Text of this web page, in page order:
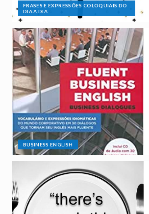
FRASES E EXPRESSÕES COLOQUIAIS DO
DIA A DIA
BUSINESS ENGLISH